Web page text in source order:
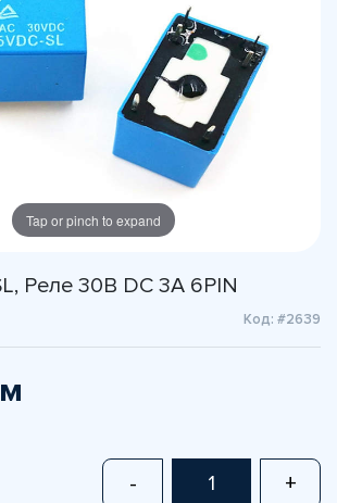
Tap or pinch to expand
Реле 30В DC 3А 6PIN
Код: #2639
- +